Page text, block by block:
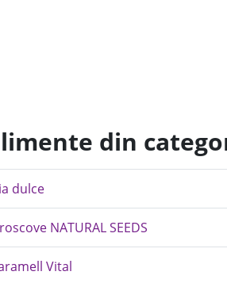
din
dulce
NATURAL SEEDS
Vital